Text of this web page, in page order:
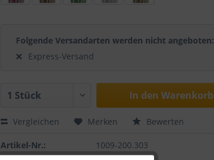
Folgende Versandarten werden nicht angeboten:
Express-Versand
In den Warenkorb
Vergleichen Merken Bewerten
Artikel-Nr.: 1009-200.303